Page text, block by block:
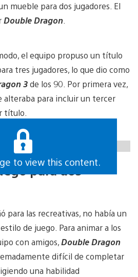
mueble para dos jugadores. El
Double Dragon.
el equipo propuso un título
tres jugadores, lo que dio como
3de los 90. Por primera vez,
alteraba para incluir un tercer
título.
to view this content.
para dos
para las recreativas, no había un
de juego. Para animar a los
con amigos,Double Dragon
difícil de completar
una habilidad